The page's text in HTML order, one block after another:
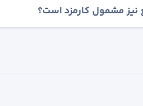
نیز مشمول کارمزد است؟